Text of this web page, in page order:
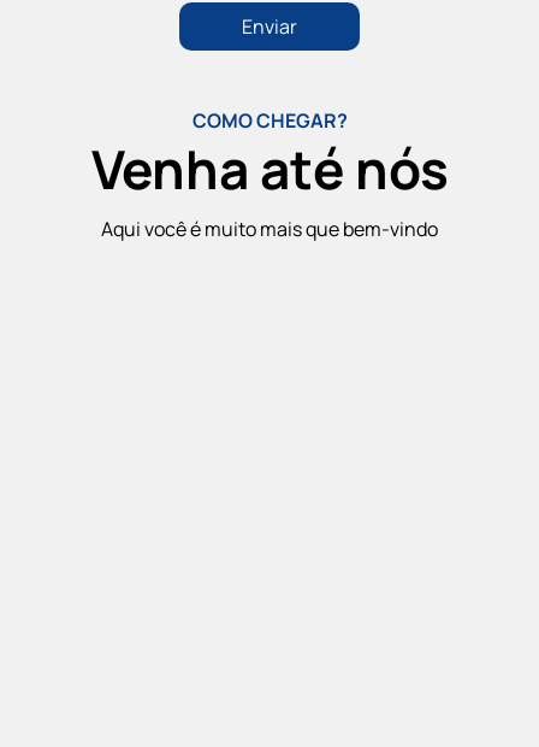
COMO CHEGAR?
Venha até nós
Aqui você é muito mais que bem-vindo